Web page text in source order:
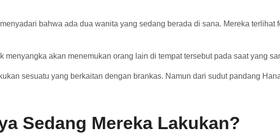
bahwa ada dua wanita yang sedang berada di sana. Mereka terlihat
menyangka akan menemukan orang lain di tempat tersebut pada saat yang
sesuatu yang berkaitan dengan brankas. Namun dari sudut pandang
Sedang Mereka Lakukan?